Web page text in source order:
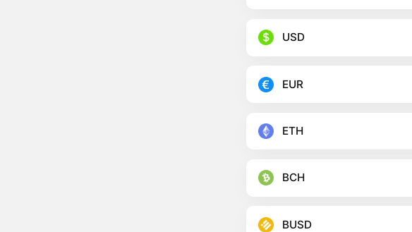
USD
EUR
ETH
BCH
BUSD